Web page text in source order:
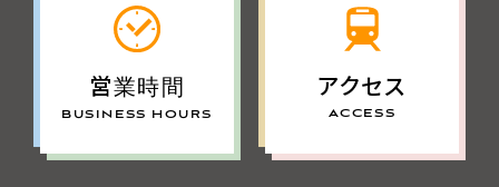
営業時間
BUSINESS HOURS
アクセス
ACCESS